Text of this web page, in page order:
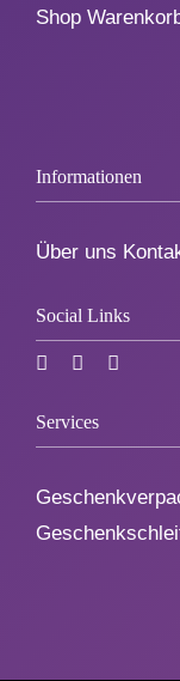
Danke &
1. August
Weihnachten
Silvester/
Service
Shop
Informationen
Über uns
Social Links
Services